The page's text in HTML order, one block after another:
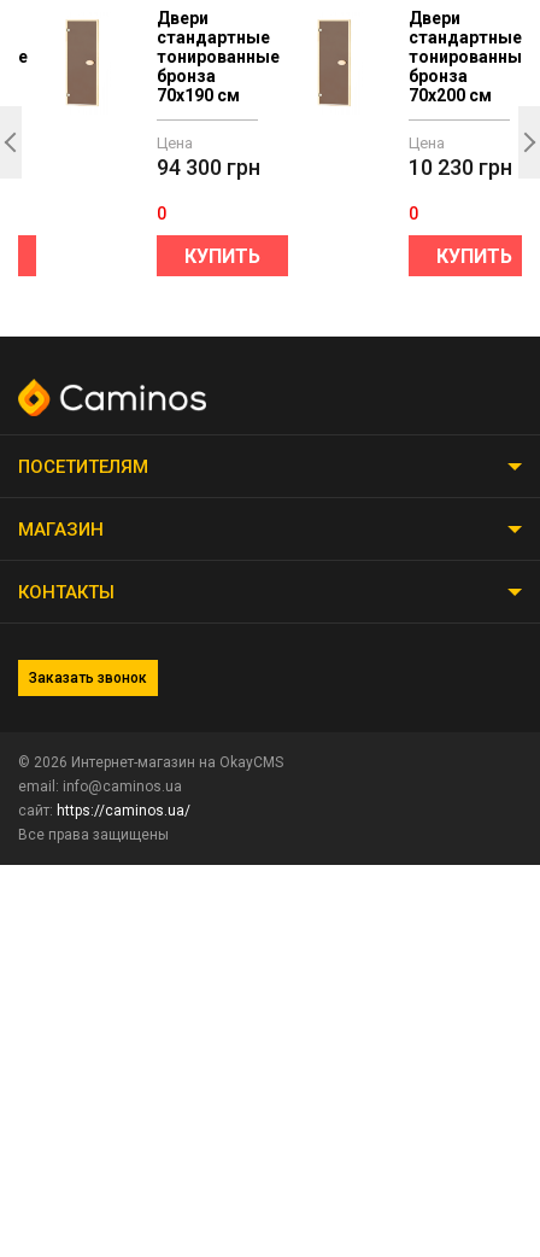
Двери
стандартные
тонированные
бронза
70х190 см
Цена
94 300 грн
0
КУПИТЬ
Двери
стандартные
тонированные
бронза
70х200 см
Цена
10 230 грн
0
КУПИТЬ
ПОСЕТИТЕЛЯМ
МАГАЗИН
КОНТАКТЫ
Заказать звонок
© 2026 Интернет-магазин на OkayCMS
email: info@caminos.ua
сайт: https://caminos.ua/
Все права защищены